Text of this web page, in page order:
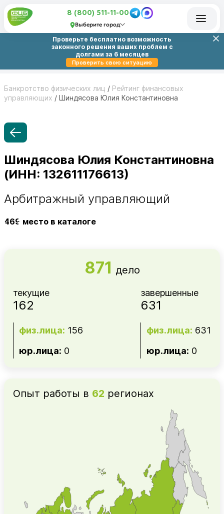
8 (800) 511-11-00
Выберите город
Проверьте бесплатно возможность
законного решения ваших проблем с
долгами за 6 месяцев
Проверить свою ситуацию
Банкротство физических лиц / Рейтинг финансовых
управляющих / Шиндясова Юлия Константиновна
Шиндясова Юлия Константиновна
(ИНН: 132611176613)
Арбитражный управляющий
469 место в каталоге
871 дело
текущие
162
физ.лица: 156
юр.лица: 0
завершенные
631
физ.лица: 631
юр.лица: 0
Опыт работы в 62 регионах